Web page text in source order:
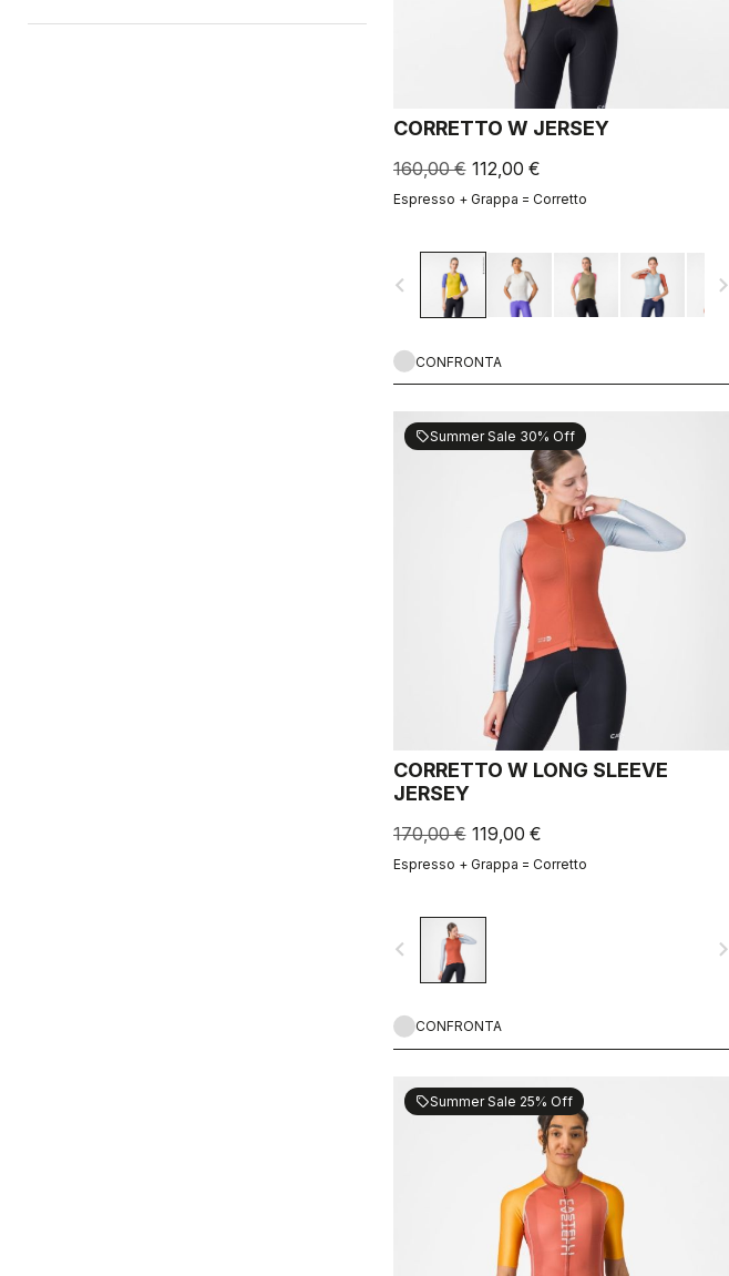
CORRETTO W JERSEY
160,00 € 112,00 €
Espresso + Grappa = Corretto
navigate_before navigate_next
CONFRONTA
sellSummer Sale 30% Off
CORRETTO W LONG SLEEVE
JERSEY
170,00 € 119,00 €
Espresso + Grappa = Corretto
navigate_before navigate_next
CONFRONTA
sellSummer Sale 25% Off